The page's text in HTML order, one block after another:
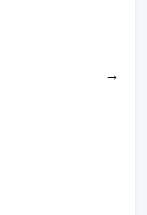
→